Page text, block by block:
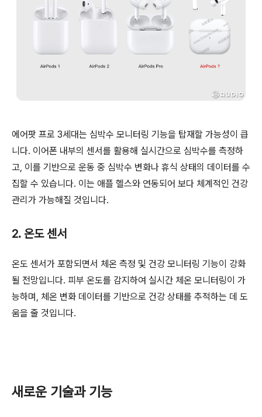
에어팟 프로 3세대는 심박수 모니터링 기능을 탑재할 가능성이 큽
니다. 이어폰 내부의 센서를 활용해 실시간으로 심박수를 측정하
고, 이를 기반으로 운동 중 심박수 변화나 휴식 상태의 데이터를 수
집할 수 있습니다. 이는 애플 헬스와 연동되어 보다 체계적인 건강
관리가 가능해질 것입니다.
2. 온도 센서
온도 센서가 포함되면서 체온 측정 및 건강 모니터링 기능이 강화
될 전망입니다. 피부 온도를 감지하여 실시간 체온 모니터링이 가
능하며, 체온 변화 데이터를 기반으로 건강 상태를 추적하는 데 도
움을 줄 것입니다.
새로운 기술과 기능